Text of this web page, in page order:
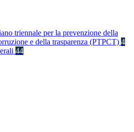
triennale per la prevenzione della
e della trasparenza (PTPCT) 4
44